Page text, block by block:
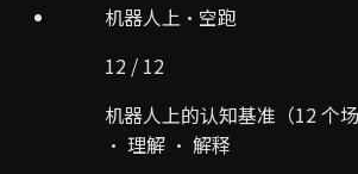
机器人上·空跑
12 / 12
机器人上的认知基准（12
· 理解 · 解释